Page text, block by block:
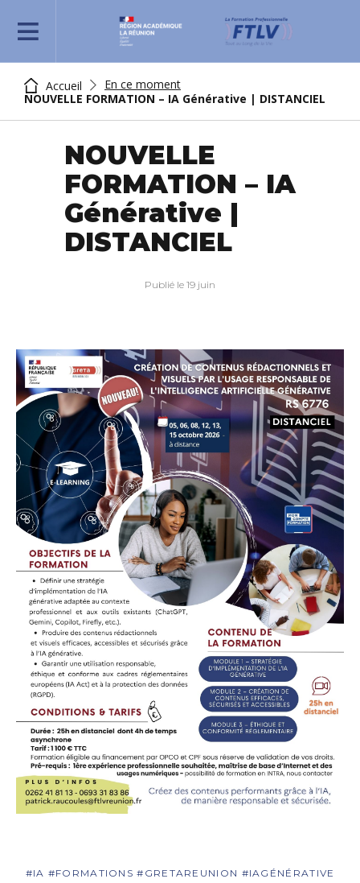
REJOIGNEZ-NOUS
Accueil
En ce moment
NOUVELLE FORMATION – IA Générative | DISTANCIEL
NOUVELLE
FORMATION – IA
Générative |
DISTANCIEL
Publié le 19 juin
#IA #FORMATIONS #GRETAREUNION #IAGÉNÉRATIVE